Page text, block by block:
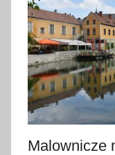
2
0
1
7
Malownicze